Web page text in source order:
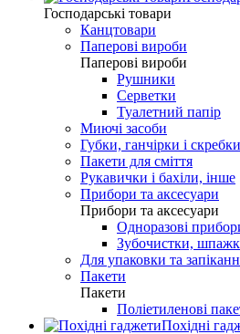
Господарські товари
Канцтовари
Паперові вироби
Паперові вироби
Рушники
Серветки
Туалетний папір
Миючі засоби
Губки, ганчірки і скребки
Пакети для сміття
Рукавички і бахіли, інше
Прибори та аксесуари
Прибори та аксесуари
Одноразові
Зубочистки,
Для упаковки та
Пакети
Пакети
Поліетиленові
Похідні